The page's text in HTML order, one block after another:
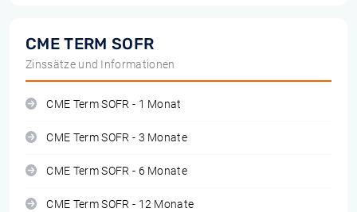
CME TERM SOFR
Zinssätze und Informationen
CME Term SOFR - 1 Monat
CME Term SOFR - 3 Monate
CME Term SOFR - 6 Monate
CME Term SOFR - 12 Monate